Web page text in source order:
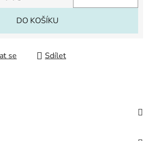
DO KOŠÍKU
se Sdílet